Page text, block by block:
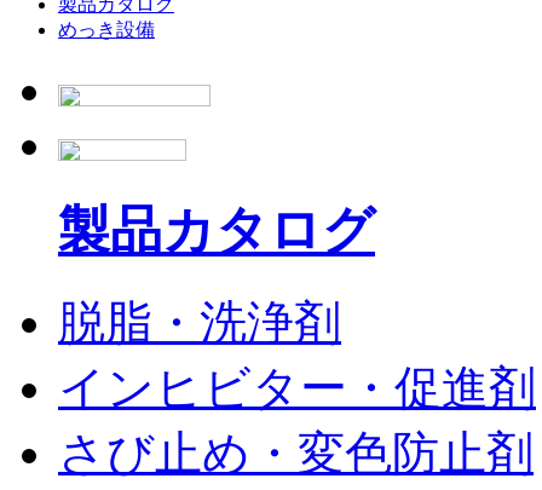
製品カタログ
めっき設備
製品カタログ
脱脂・洗浄剤
インヒビター・促進剤
さび止め・変色防止剤